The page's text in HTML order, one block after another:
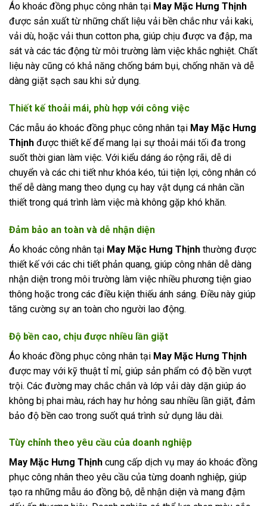
Áo khoác đồng phục công nhân tại May Mặc Hưng Thịnh
được sản xuất từ những chất liệu vải bền chắc như vải kaki,
vải dù, hoặc vải thun cotton pha, giúp chịu được va đập, ma
sát và các tác động từ môi trường làm việc khắc nghiệt. Chất
liệu này cũng có khả năng chống bám bụi, chống nhăn và dễ
dàng giặt sạch sau khi sử dụng.
Thiết kế thoải mái, phù hợp với công việc
Các mẫu áo khoác đồng phục công nhân tại May Mặc Hưng
Thịnh được thiết kế để mang lại sự thoải mái tối đa trong
suốt thời gian làm việc. Với kiểu dáng áo rộng rãi, dễ di
chuyển và các chi tiết như khóa kéo, túi tiện lợi, công nhân có
thể dễ dàng mang theo dụng cụ hay vật dụng cá nhân cần
thiết trong quá trình làm việc mà không gặp khó khăn.
Đảm bảo an toàn và dễ nhận diện
Áo khoác công nhân tại May Mặc Hưng Thịnh thường được
thiết kế với các chi tiết phản quang, giúp công nhân dễ dàng
nhận diện trong môi trường làm việc nhiều phương tiện giao
thông hoặc trong các điều kiện thiếu ánh sáng. Điều này giúp
tăng cường sự an toàn cho người lao động.
Độ bền cao, chịu được nhiều lần giặt
Áo khoác đồng phục công nhân tại May Mặc Hưng Thịnh
được may với kỹ thuật tỉ mỉ, giúp sản phẩm có độ bền vượt
trội. Các đường may chắc chắn và lớp vải dày dặn giúp áo
không bị phai màu, rách hay hư hỏng sau nhiều lần giặt, đảm
bảo độ bền cao trong suốt quá trình sử dụng lâu dài.
Tùy chỉnh theo yêu cầu của doanh nghiệp
May Mặc Hưng Thịnh cung cấp dịch vụ may áo khoác đồng
phục công nhân theo yêu cầu của từng doanh nghiệp, giúp
tạo ra những mẫu áo đồng bộ, dễ nhận diện và mang đậm